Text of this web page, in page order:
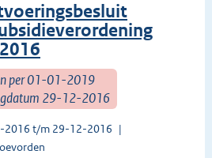
per 01-01-2019
29-12-2016
2016 t/m 29-12-2016